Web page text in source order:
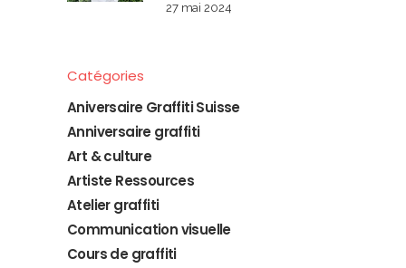
27 mai 2024
Catégories
Aniversaire Graffiti Suisse
Anniversaire graffiti
Art & culture
Artiste Ressources
Atelier graffiti
Communication visuelle
Cours de graffiti